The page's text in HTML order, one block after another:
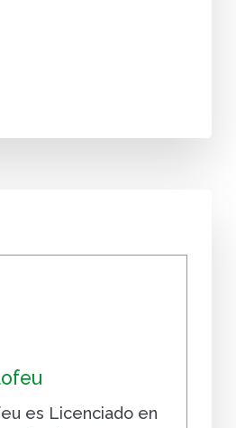
es Licenciado en